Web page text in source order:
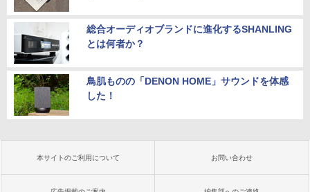
総合オーディオブランドに進化するSHANLING
とは何者か？
鳥肌ものの「DENON HOME」サウンドを体感
した！
本サイトのご利用について お問い合わせ